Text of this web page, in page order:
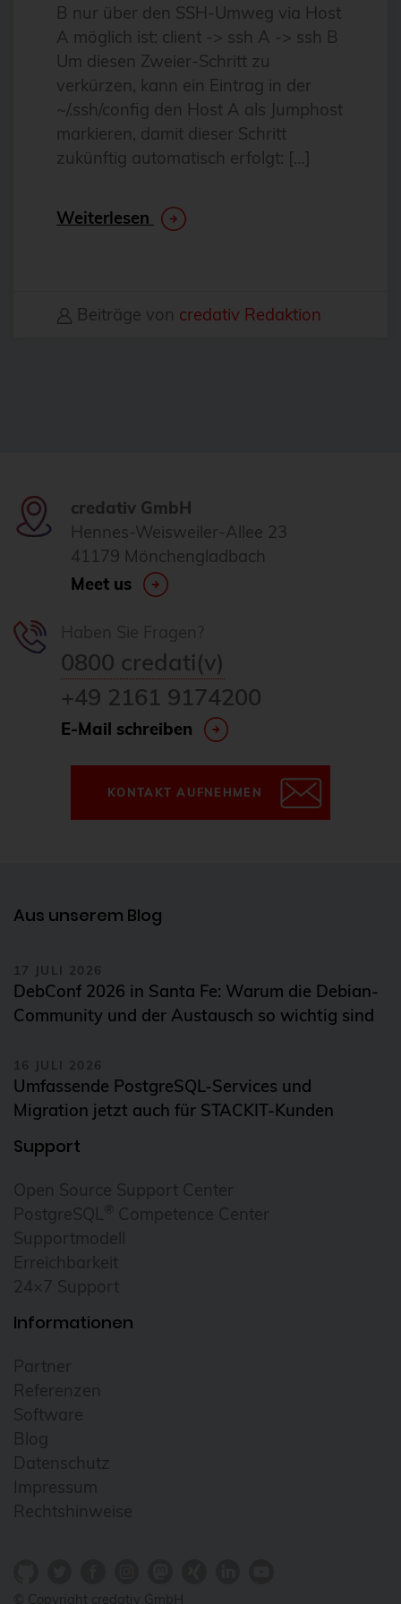
DevOps
Docker
Drucker
E-Mail
Elasticsearch
Email
Evaluierung
Firewall
Flux
Foreman
FOSDEM
FreeBSD
freeipa
FreeRADIUS
FrOSCon
GnuPG
Governance
Grafana
Guacamole
gyptazy
Hilfe
Homeoffice
howto
HowTo: Proxmox-Cluster mit Ansible
erstellen
Icinga
ICU
ICU4X
B nur über den SSH-Umweg via Host
A möglich ist: client -> ssh A -> ssh B
Um diesen Zweier-Schritt zu
verkürzen, kann ein Eintrag in der
~/.ssh/config den Host A als Jumphost
markieren, damit dieser Schritt
zukünftig automatisch erfolgt: […]
Weiterlesen
Beiträge von credativ Redaktion
credativ GmbH
Hennes-Weisweiler-Allee 23
41179 Mönchengladbach
Meet us
0800 credati(v)
+49 2161 9174200
E-Mail schreiben
KONTAKT AUFNEHMEN
Aus unserem Blog
17 JULI 2026
DebConf 2026 in Santa Fe: Warum die Debian-
Community und der Austausch so wichtig sind
16 JULI 2026
Umfassende PostgreSQL-Services und
Migration jetzt auch für STACKIT-Kunden
Support
Open Source Support Center
PostgreSQL ® Competence Center
Supportmodell
Erreichbarkeit
24×7 Support
Informationen
Partner
Referenzen
Software
Blog
Datenschutz
Impressum
Rechtshinweise
© Copyright credativ GmbH